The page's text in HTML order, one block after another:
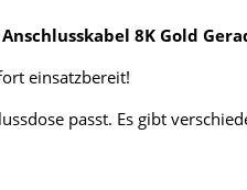
8K Gold
einsatzbereit!
passt. Es gibt